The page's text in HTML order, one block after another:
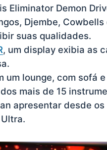
Eliminator Demon
Djembe, Cowbells
suas qualidades.
, um display exibia as
um lounge, com sofá
mais de 15
apresentar desde os